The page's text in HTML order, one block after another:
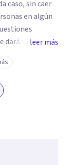
caso, sin caer
en algún
dará un lugar a
luego
una
investigo.
leer más